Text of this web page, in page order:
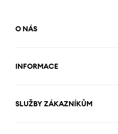
O NÁS
INFORMACE
SLUŽBY ZÁKAZNÍKŮM